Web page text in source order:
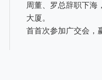
周董、罗总辞职下海
大厦。
首首次参加广交会，